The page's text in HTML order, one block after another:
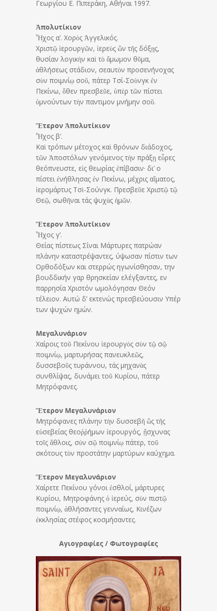
Γεωργίου Ε. Πιπεράκη, Αθήναι 1997.
Ἀπολυτίκιον
Ἦχος α’. Χορὸς Ἀγγελικός.
Χριστῷ ἱερουργῶν, ἱερεὺς ὢν τῆς δόξῃς,
θυσίαν λογικὴν καὶ τὸ ἄμωμον θῦμα,
ἀθλήσεως στάδιον, σεαυτὸν προσενήνοχας
σὺν ποιμνίῳ σοῦ, πάτερ Τσί-Σοὺνγκ ἐν
Πεκίνω, ὅθεν πρεσβεῦε, ὑπὲρ τῶν πίστει
ὑμνούντων τὴν παντιμον μνήμην σοῦ.
Ἕτερον Ἀπολυτίκιον
Ἦχος β’.
Καὶ τρόπων μέτοχος καὶ θρόνων διάδοχος,
τῶν Ἀποστόλων γενόμενος τὴν πράξῃ εὗρες
θεόπνευστε, εἰς θεωρίας ἐπίβασιν· δι’ ο
πίστει ἐνήθλησας ἐν Πεκίνω, μέχρις αἵματος,
ἱερομάρτυς Τσὶ-Σούνγκ. Πρεσβεῦε Χριστῷ τῷ
Θεῷ, σωθῆναι τάς ψυχὰς ἡμῶν.
Ἕτερον Ἀπολυτίκιον
Ἦχος γ’.
Θείας πίστεως Σίναι Μάρτυρες πατρώαν
πλάνην καταστρέψαντες, ύψωσαν πίστιν των
Ορθοδόξων και στερρώς ηγωνίσθησαν, την
βουδδικήν γαρ θρησκείαν ελέγξαντες, εν
παρρησία Χριστόν ωμολόγησαν Θεόν
τέλειον. Αυτώ δ’ εκτενώς πρεσβεύουσιν Υπέρ
των ψυχών ημών.
Μεγαλυνάριον
Χαίροις τοῦ Πεκίνου ἱερουργὸς σὺν τῷ σῷ
ποιμνίῳ, μαρτυρήσας πανευκλεῶς,
δυσσεβοῦς τυράννου, τάς μηχανὰς
συνθλίψας, δυνάμει τοῦ Κυρίου, πάτερ
Μητρόφανες.
Ἕτερον Μεγαλυνάριον
Μητρόφανες πλάνην τὴν δυσσεβῆ ὣς τῆς
εὐσεβείας θεοῤῥήμων ἱερουργός, ᾔσχυνας
τοῖς ἄθλοις, σὺν σῷ ποιμνίῳ πάτερ, τοῦ
σκότους τὸν προστάτην μαρτύρων καύχημα.
Ἕτερον Μεγαλυνάριον
Χαίρετε Πεκίνου γόνοι ἐσθλοί, μάρτυρες
Κυρίου, Μητροφάνης ὁ ἱερεύς, σὺν πιστῷ
ποιμνίῳ, ἀθλήσαντες γενναίως, Κινέζων
ἐκκλησίας στέφος κοσμήσαντες.
Αγιογραφίες / Φωτογραφίες